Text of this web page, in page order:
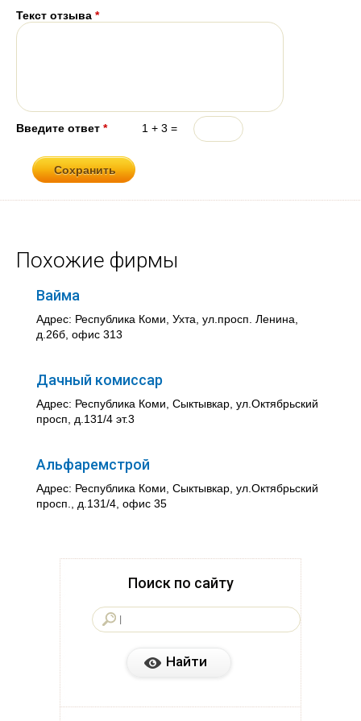
Текст отзыва *
Введите ответ * 1 + 3 =
Похожие фирмы
Вайма
Адрес: Республика Коми, Ухта, ул.просп. Ленина,
д.26б, офис 313
Дачный комиссар
Адрес: Республика Коми, Сыктывкар, ул.Октябрьский
просп, д.131/4 эт.3
Альфаремстрой
Адрес: Республика Коми, Сыктывкар, ул.Октябрьский
просп., д.131/4, офис 35
Поиск по сайту